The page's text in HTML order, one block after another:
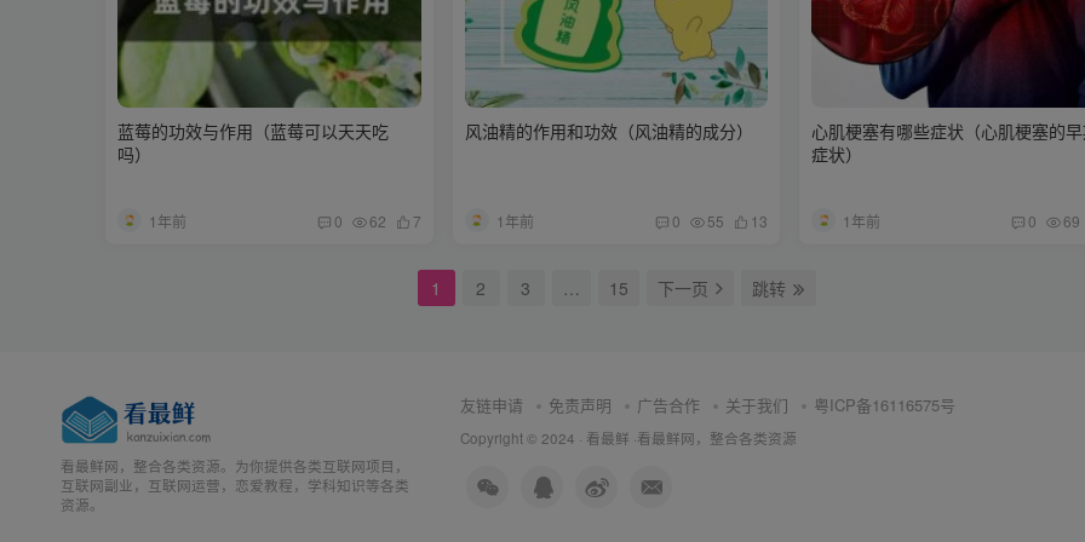
蓝莓的功效与作用（蓝莓可以天天吃
吗）
1年前 0 62 7
风油精的作用和功效（风油精的成分）
1年前 0 55 13
心肌梗塞有哪些症状（心肌梗塞的
症状）
1年前 0 69
1 2 3 … 15 下一页 跳转
看最鲜网，整合各类资源。为你提供各类互联网项目，
互联网副业，互联网运营，恋爱教程，学科知识等各类
资源。
友链申请 免责声明 广告合作 关于我们 粤ICP备16116575号
Copyright © 2024 · 看最鲜 ·看最鲜网，整合各类资源